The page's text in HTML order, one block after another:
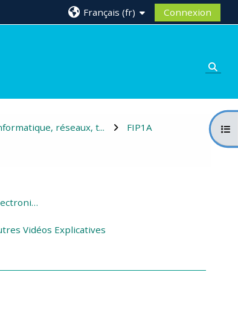
Français ‎(fr)‎ Connexion
réseaux, t... FIP1A
2ème partie - Fonctions électroniques logiques
Vidéos Explicatives